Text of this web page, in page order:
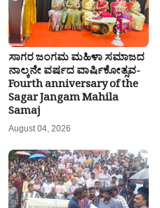
ಸಾಗರ ಜಂಗಮ ಮಹಿಳಾ ಸಮಾಜದ
ನಾಲ್ಕನೇ ವರ್ಷದ ವಾರ್ಷಿಕೋತ್ಸವ-
Fourth anniversary of the
Sagar Jangam Mahila
Samaj
August 04, 2026